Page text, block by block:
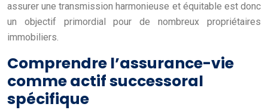
assurer une transmission harmonieuse et équitable est donc
un objectif primordial pour de nombreux propriétaires
immobiliers.
Comprendre l’assurance-vie
comme actif successoral
spécifique